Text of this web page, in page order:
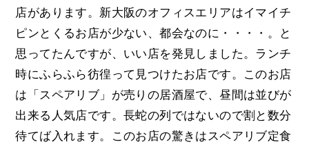
店があります。新大阪のオフィスエリアはイマイチ
ピンとくるお店が少ない、都会なのに・・・・。と
思ってたんですが、いい店を発見しました。ランチ
時にふらふら彷徨って見つけたお店です。このお店
は「スペアリブ」が売りの居酒屋で、昼間は並びが
出来る人気店です。長蛇の列ではないので割と数分
待てば入れます。このお店の驚きはスペアリブ定食